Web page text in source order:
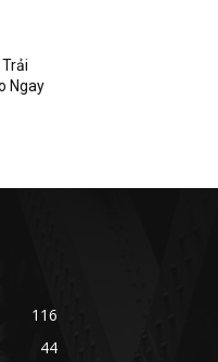
Ngay
116
44